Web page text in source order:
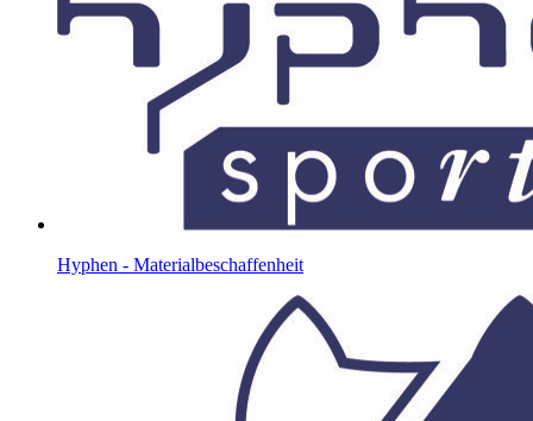
Hyphen - Materialbeschaffenheit